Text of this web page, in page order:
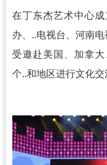
在丁东杰艺术中心
办、..电视台、河南
受邀赴美国、加拿
个..和地区进行文化交